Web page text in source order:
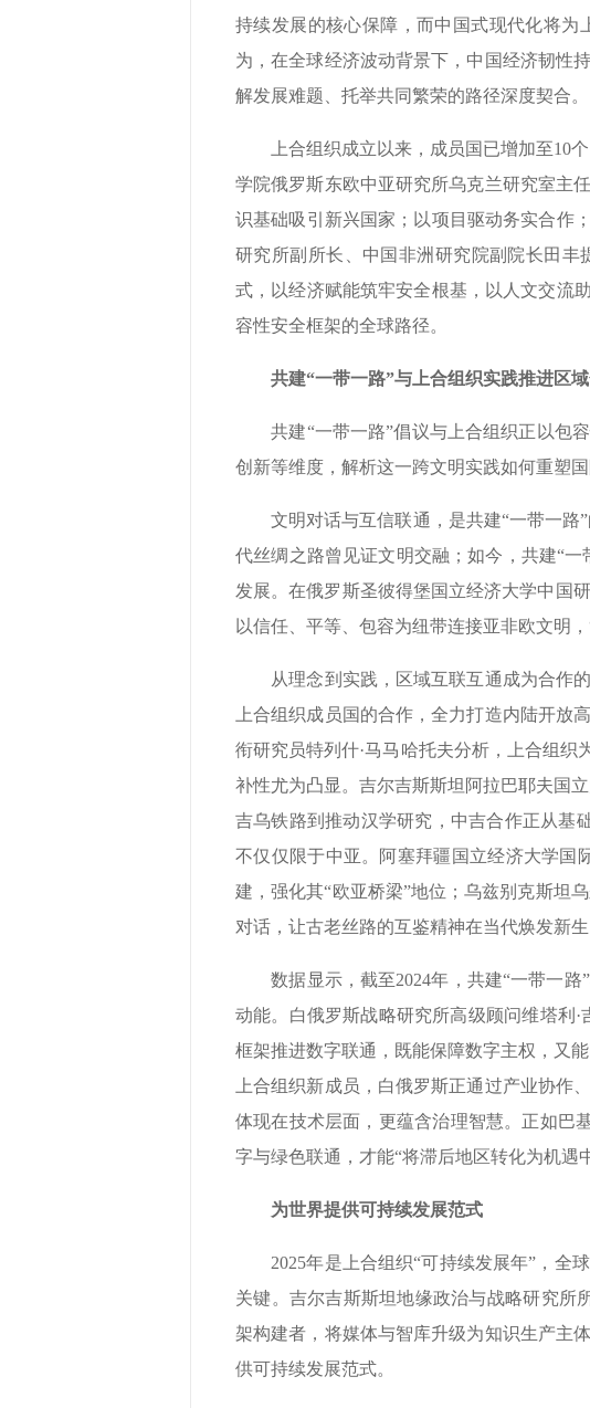
持续发展的核心保障，而中国式现代化将为
为，在全球经济波动背景下，中国经济韧性
解发展难题、托举共同繁荣的路径深度契合。
上合组织成立以来，成员国已增加至10个
学院俄罗斯东欧中亚研究所乌克兰研究室主
识基础吸引新兴国家；以项目驱动务实合作
研究所副所长、中国非洲研究院副院长田
式，以经济赋能筑牢安全根基，以人文交流
容性安全框架的全球路径。
共建“一带一路”与 上合组织实践推进区
共建“一带一路”倡议与上合组织正以包容
创新等维度，解析这一跨文明实践如何重塑国
文明对话与互信联通，是共建“一带一路”
代丝绸之路曾见证文明交融；如今，共建“
发展。在俄罗斯圣彼得堡国立经济大学中国
以信任、平等、包容为纽带连接亚非欧文明
从理念到实践，区域互联互通成为合作的
上合组织成员国的合作，全力打造内陆开放
衔研究员特列什·马马哈托夫分析，上合组
补性尤为凸显。吉尔吉斯斯坦阿拉巴耶夫国
吉乌铁路到推动汉学研究，中吉合作正从基
不仅仅限于中亚。阿塞拜疆国立经济大学国
建，强化其“欧亚桥梁”地位；乌兹别克斯坦
对话，让古老丝路的互鉴精神在当代焕发新生
数据显示，截至2024年，共建“一带一路”
动能。白俄罗斯战略研究所高级顾问维塔利
框架推进数字联通，既能保障数字主权，又
上合组织新成员，白俄罗斯正通过产业协作
体现在技术层面，更蕴含治理智慧。正如巴
字与绿色联通，才能“将滞后地区转化为机遇
为世界提供可持续发展范式
2025年是上合组织“可持续发展年”，全球
关键。吉尔吉斯斯坦地缘政治与战略研究所
架构建者，将媒体与智库升级为知识生产主
供可持续发展范式。